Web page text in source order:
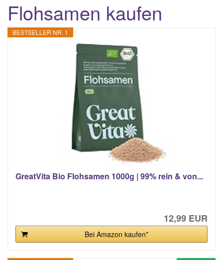
Flohsamen kaufen
BESTSELLER NR. 1
GreatVita Bio Flohsamen 1000g | 99% rein & von...
12,99 EUR
Bei Amazon kaufen*